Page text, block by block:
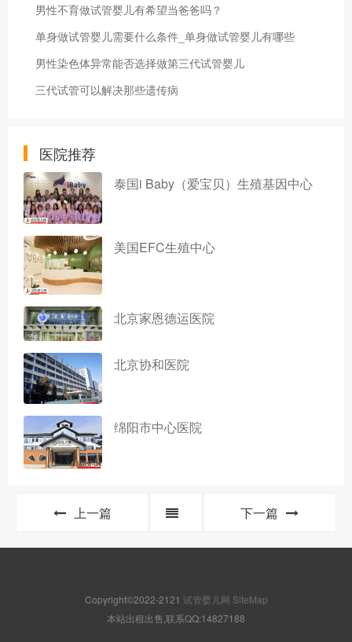
男性不育做试管婴儿有希望当爸爸吗？
单身做试管婴儿需要什么条件_单身做试管婴儿有哪些
男性染色体异常能否选择做第三代试管婴儿
三代试管可以解决那些遗传病
医院推荐
泰国i Baby（爱宝贝）生殖基因中心
美国EFC生殖中心
北京家恩德运医院
北京协和医院
绵阳市中心医院
上一篇 下一篇
Copyright©2022-2121 试管婴儿网 SiteMap
本站出租出售,联系QQ:14827188